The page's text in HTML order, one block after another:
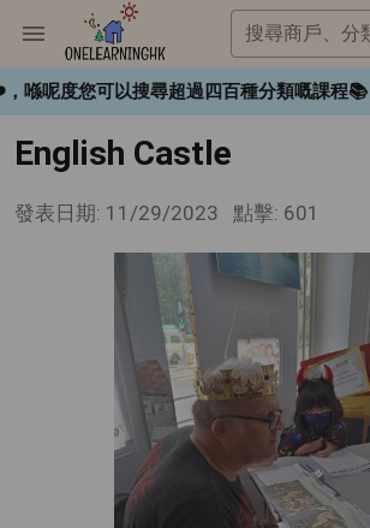
搜尋商戶、分
度您可以搜尋超過四百種分類嘅課程📚
English Castle
發表日期: 11/29/2023 點擊: 601